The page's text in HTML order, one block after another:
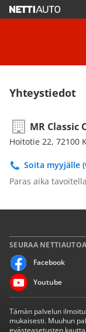
Yhteystiedot
MR Classic
Hoitotie 22, 72100
Soita myyjälle
Paras aika
SEURAA NETTIAUTOA
Facebook
Youtube
Tämän palvelun
mukaisesti. Muuhun
evästeasetusten